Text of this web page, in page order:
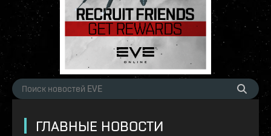
ГЛАВНЫЕ НОВОСТИ